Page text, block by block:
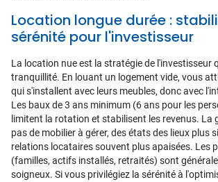
Location longue durée :
sérénité pour l'investisseur
La location nue est la stratégie de l'investisseur
tranquillité. En louant un logement vide, vous
qui s'installent avec leurs meubles, donc avec
Les baux de 3 ans minimum (6 ans pour les
limitent la rotation et stabilisent les revenus. La
pas de mobilier à gérer, des états des lieux plus
relations locataires souvent plus apaisées. Les
(familles, actifs installés, retraités) sont
soigneux. Si vous privilégiez la sérénité à